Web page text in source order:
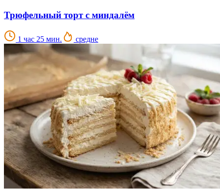
Трюфельный торт с миндалём
1 час 25 мин. средне